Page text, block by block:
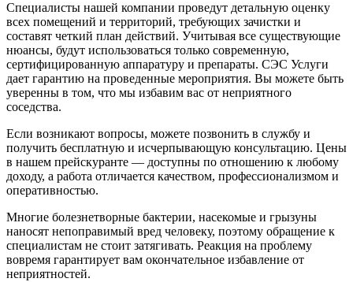
Специалисты нашей компании проведут детальную оценку
всех помещений и территорий, требующих зачистки и
составят четкий план действий. Учитывая все существующие
нюансы, будут использоваться только современную,
сертифицированную аппаратуру и препараты. СЭС Услуги
дает гарантию на проведенные мероприятия. Вы можете быть
уверенны в том, что мы избавим вас от неприятного
соседства.
Если возникают вопросы, можете позвонить в службу и
получить бесплатную и исчерпывающую консультацию. Цены
в нашем прейскуранте — доступны по отношению к любому
доходу, а работа отличается качеством, профессионализмом и
оперативностью.
Многие болезнетворные бактерии, насекомые и грызуны
наносят непоправимый вред человеку, поэтому обращение к
специалистам не стоит затягивать. Реакция на проблему
вовремя гарантирует вам окончательное избавление от
неприятностей.